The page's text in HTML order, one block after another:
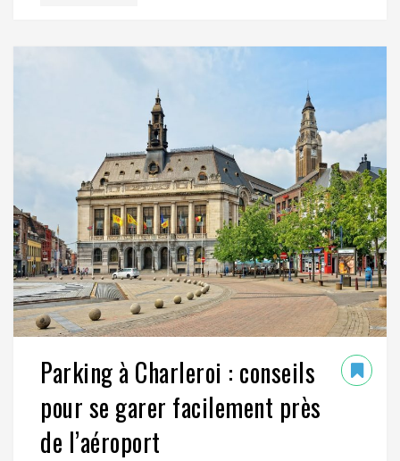
Parking à Charleroi : conseils
pour se garer facilement près
de l’aéroport